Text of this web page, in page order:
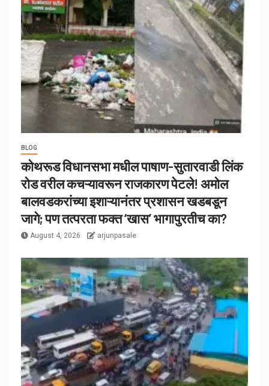
BLOG
कोथरूड विधानसभा मधील पाषाण-सुतारवाडी लिंक
रोड वरील कचऱ्यावरून राजकारण पेटले! अमोल
बालवडकरांच्या इशाऱ्यानंतर प्रशासन खडबडून
जागे; पण तत्परता फक्त ‘खास’ भागापुरतीच का?
August 4, 2026 arjunpasale